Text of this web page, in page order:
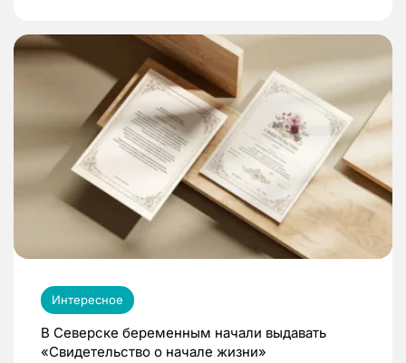
Интересное
В Северске беременным начали выдавать
«Свидетельство о начале жизни»